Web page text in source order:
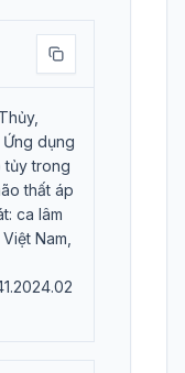
dụng
tủy trong
thất áp
ca lâm
Nam,